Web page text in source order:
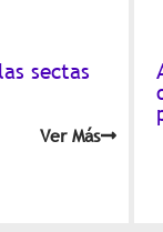
sectas
Ver Más